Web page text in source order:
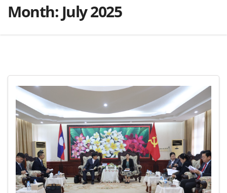
Month: July 2025